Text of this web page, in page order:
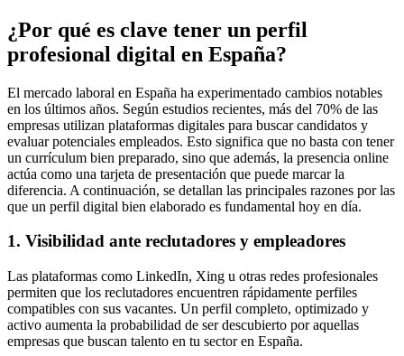
¿Por qué es clave tener un perfil
profesional digital en España?
El mercado laboral en España ha experimentado cambios notables
en los últimos años. Según estudios recientes, más del 70% de las
empresas utilizan plataformas digitales para buscar candidatos y
evaluar potenciales empleados. Esto significa que no basta con tener
un currículum bien preparado, sino que además, la presencia online
actúa como una tarjeta de presentación que puede marcar la
diferencia. A continuación, se detallan las principales razones por las
que un perfil digital bien elaborado es fundamental hoy en día.
1. Visibilidad ante reclutadores y empleadores
Las plataformas como LinkedIn, Xing u otras redes profesionales
permiten que los reclutadores encuentren rápidamente perfiles
compatibles con sus vacantes. Un perfil completo, optimizado y
activo aumenta la probabilidad de ser descubierto por aquellas
empresas que buscan talento en tu sector en España.